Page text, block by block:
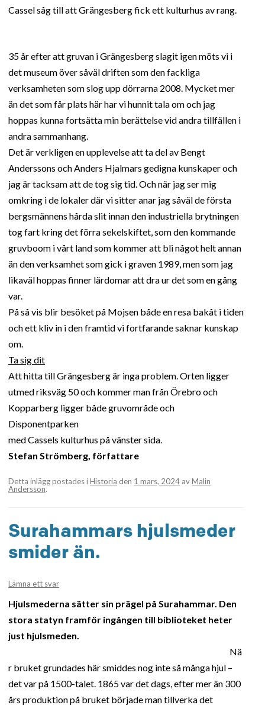
Cassel såg till att Grängesberg fick ett kulturhus av rang.
35 år efter att gruvan i Grängesberg slagit igen möts vi i
det museum över såväl driften som den fackliga
verksamheten som slog upp dörrarna 2008. Mycket mer
än det som får plats här har vi hunnit tala om och jag
hoppas kunna fortsätta min berättelse vid andra tillfällen i
andra sammanhang.
Det är verkligen en upplevelse att ta del av Bengt
Anderssons och Anders Hjalmars gedigna kunskaper och
jag är tacksam att de tog sig tid. Och när jag ser mig
omkring i de lokaler där vi sitter anar jag såväl de första
bergsmännens hårda slit innan den industriella brytningen
tog fart kring det förra sekelskiftet, som den kommande
gruvboom i vårt land som kommer att bli något helt annan
än den verksamhet som gick i graven 1989, men som jag
likaväl hoppas finner lärdomar att dra ur det som en gång
var.
På så vis blir besöket på Mojsen både en resa bakåt i tiden
och ett kliv in i den framtid vi fortfarande saknar kunskap
om.
Ta sig dit
Att hitta till Grängesberg är inga problem. Orten ligger
utmed riksväg 50 och kommer man från Örebro och
Kopparberg ligger både gruvområde och
Disponentparken
med Cassels kulturhus på vänster sida.
Stefan Strömberg, författare
Detta inlägg postades iHistoria den 1 mars, 2024 avMalin
Andersson.
Surahammars hjulsmeder
smider än.
Lämna ett svar
Hjulsmederna sätter sin prägel på Surahammar. Den
stora statyn framför ingången till biblioteket heter
just hjulsmeden.
Nä
r bruket grundades här smiddes nog inte så många hjul –
det var på 1500-talet. 1865 var det dags, efter mer än 300
års produktion på bruket började man tillverka det